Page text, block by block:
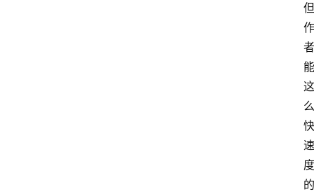
但
作
者
能
这
么
快
速
度
的